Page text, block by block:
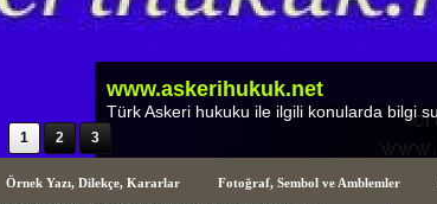
1 2 3
Örnek Yazı, Dilekçe, Kararlar Fotoğraf, Sembol ve Amblemler